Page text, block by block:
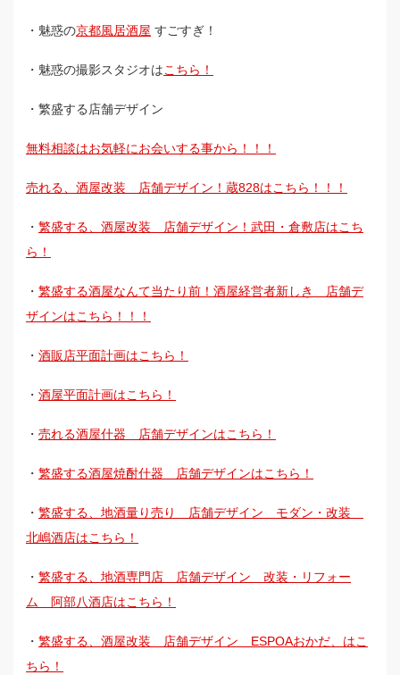
・魅惑の京都風居酒屋 すごすぎ！
・魅惑の撮影スタジオはこちら！
・繁盛する店舗デザイン
無料相談はお気軽にお会いする事から！！！
売れる、酒屋改装 店舗デザイン！蔵828はこちら！！！
・ 繁盛する、酒屋改装 店舗デザイン！武田・倉敷店はこち
ら！
・ 繁盛する酒屋なんて当たり前！酒屋経営者新しき 店舗デ
ザインはこちら！！！
・ 酒販店平面計画はこちら！
・ 酒屋平面計画はこちら！
・ 売れる酒屋什器 店舗デザインはこちら！
・ 繁盛する酒屋焼酎什器 店舗デザインはこちら！
・ 繁盛する、地酒量り売り 店舗デザイン モダン・改装
北嶋酒店はこちら！
・ 繁盛する、地酒専門店 店舗デザイン 改装・リフォー
ム 阿部八酒店はこちら！
・ 繁盛する、酒屋改装 店舗デザイン ESPOAおかだ、はこ
ちら！